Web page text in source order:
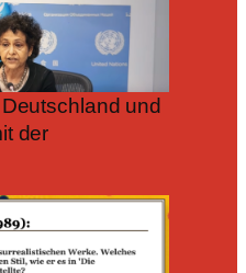
und
der